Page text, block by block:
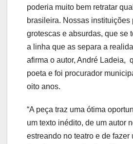
poderia muito bem retratar
brasileira. Nossas instituições
grotescas e absurdas, que se
a linha que as separa a
afirma o autor, André Ladeia,
poeta e foi procurador
oito anos.
“A peça traz uma ótima
um texto inédito, de um autor
estreando no teatro e de fazer